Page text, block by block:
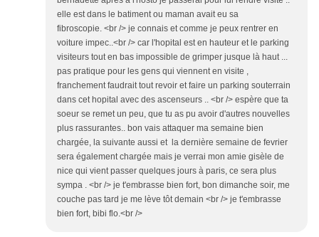
elle est dans le batiment ou maman avait eu sa
fibroscopie. <br /> je connais et comme je peux rentrer en
voiture impec..<br /> car l'hopital est en hauteur et le parking
visiteurs tout en bas impossible de grimper jusque là haut ...
pas pratique pour les gens qui viennent en visite ,
franchement faudrait tout revoir et faire un parking souterrain
dans cet hopital avec des ascenseurs .. <br /> espère que ta
soeur se remet un peu, que tu as pu avoir d'autres nouvelles
plus rassurantes.. bon vais attaquer ma semaine bien
chargée, la suivante aussi et la dernière semaine de fevrier
sera également chargée mais je verrai mon amie gisèle de
nice qui vient passer quelques jours à paris, ce sera plus
sympa . <br /> je t'embrasse bien fort, bon dimanche soir, me
couche pas tard je me lève tôt demain <br /> je t'embrasse
bien fort, bibi flo.<br />